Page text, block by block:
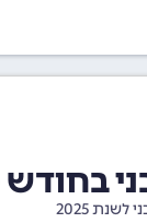
ספטמבר
2025